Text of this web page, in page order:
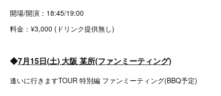
開場/開演：18:45/19:00
料金：¥3,000 (ドリンク提供無し)
◆7月15日(土) 大阪 某所(ファンミーティング)
逢いに行きますTOUR 特別編 ファンミーティング(BBQ予定)